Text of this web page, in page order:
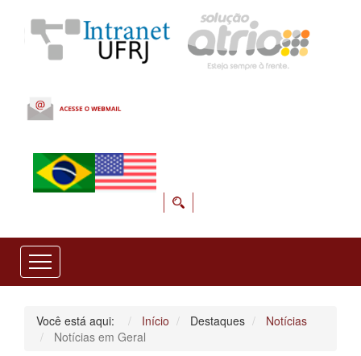
Você está aqui: Início Destaques
Notícias
Notícias em Geral